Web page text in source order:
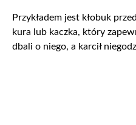
Przykładem jest kłobuk
kura lub kaczka, który
dbali o niego, a karcił